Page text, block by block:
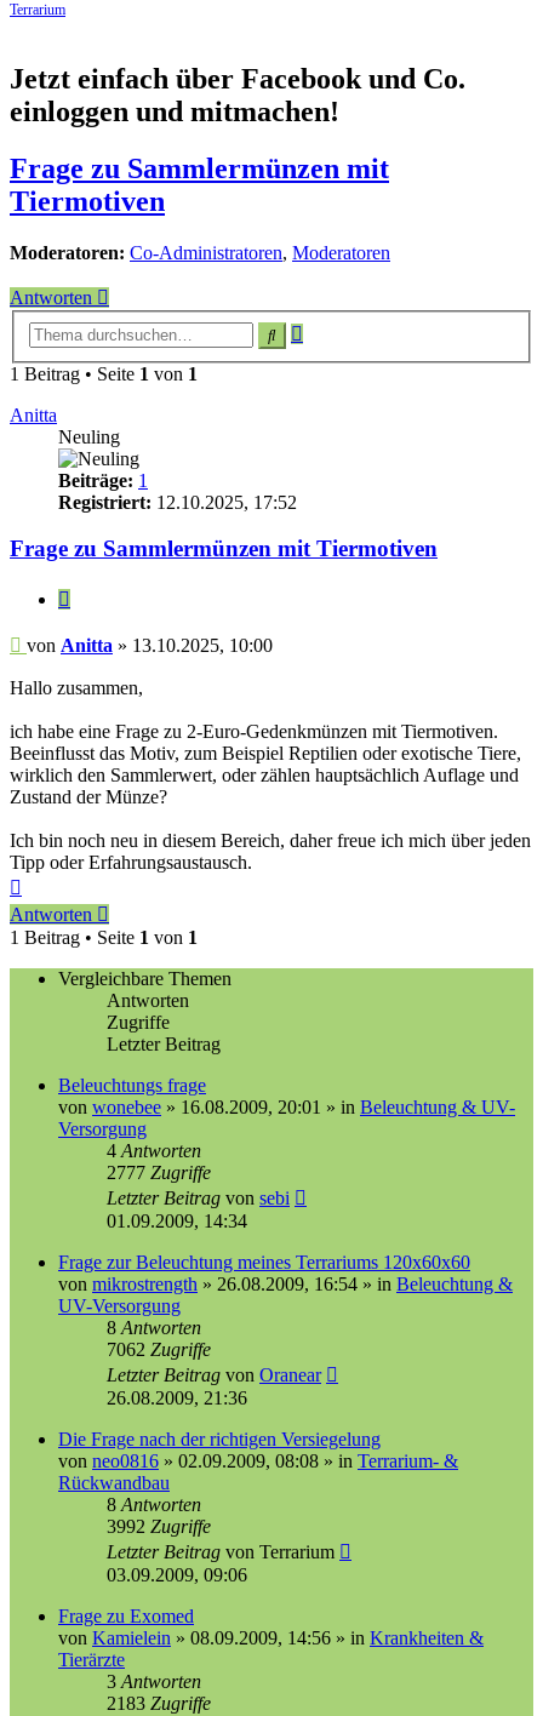
Terrarium
Jetzt einfach über Facebook und Co.
einloggen und mitmachen!
Frage zu Sammlermünzen mit
Tiermotiven
Moderatoren: Co-Administratoren, Moderatoren
Antworten
SucheErweiterte
Suche
1 Beitrag • Seite 1 von 1
Anitta
Neuling
Beiträge: 1
Registriert: 12.10.2025, 17:52
Frage zu Sammlermünzen mit Tiermotiven
Zitieren
Beitrag
von Anitta » 13.10.2025, 10:00
Hallo zusammen,
ich habe eine Frage zu 2-Euro-Gedenkmünzen mit Tiermotiven.
Beeinflusst das Motiv, zum Beispiel Reptilien oder exotische Tiere,
wirklich den Sammlerwert, oder zählen hauptsächlich Auflage und
Zustand der Münze?
Ich bin noch neu in diesem Bereich, daher freue ich mich über jeden
Tipp oder Erfahrungsaustausch.
oben
Antworten
1 Beitrag • Seite 1 von 1
Vergleichbare Themen
Antworten
Zugriffe
Letzter Beitrag
Beleuchtungs frage
von wonebee » 16.08.2009, 20:01 » in Beleuchtung & UV-
Versorgung
4 Antworten
2777 Zugriffe
Letzter Beitrag von sebi
01.09.2009, 14:34
Frage zur Beleuchtung meines Terrariums 120x60x60
von mikrostrength » 26.08.2009, 16:54 » in Beleuchtung &
UV-Versorgung
8 Antworten
7062 Zugriffe
Letzter Beitrag von Oranear
26.08.2009, 21:36
Die Frage nach der richtigen Versiegelung
von neo0816 » 02.09.2009, 08:08 » in Terrarium- &
Rückwandbau
8 Antworten
3992 Zugriffe
Letzter Beitrag von Terrarium
03.09.2009, 09:06
Frage zu Exomed
von Kamielein » 08.09.2009, 14:56 » in Krankheiten &
Tierärzte
3 Antworten
2183 Zugriffe